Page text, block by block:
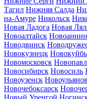
Тагил Нижняя Салда
на-Амуре Никольск
Новая Ладога Новая
Новоалтайск
Новодвинск
Новокузнецк
Новомосковск
Новосибирск Новосиль
Новоузенск
Новочебоксарск
Новый Уренгой